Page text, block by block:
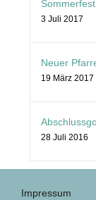
Sommerfest
3 Juli 2017
Neuer
19 März 2017
28 Juli 2016
Impressum